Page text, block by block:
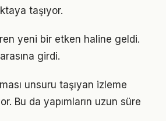
taşıyor.
yeni bir etken haline geldi.
girdi.
unsuru taşıyan izleme
Bu da yapımların uzun süre